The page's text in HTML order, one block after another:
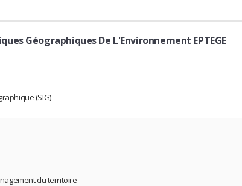
Géographiques De L'Environnement EPTEGE
(SIG)
du territoire